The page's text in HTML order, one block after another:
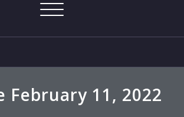
Toggle
February 11, 2022